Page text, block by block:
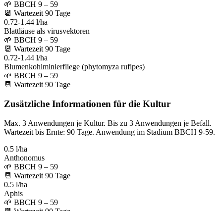
🌱 BBCH 9 – 59
📆 Wartezeit 90 Tage
0.72-1.44 l/ha
Blattläuse als virusvektoren
🌱 BBCH 9 – 59
📆 Wartezeit 90 Tage
0.72-1.44 l/ha
Blumenkohlminierfliege (phytomyza rufipes)
🌱 BBCH 9 – 59
📆 Wartezeit 90 Tage
Zusätzliche Informationen für die Kultur
Max. 3 Anwendungen je Kultur. Bis zu 3 Anwendungen je Befall.
Wartezeit bis Ernte: 90 Tage. Anwendung im Stadium BBCH 9-59.
0.5 l/ha
Anthonomus
🌱 BBCH 9 – 59
📆 Wartezeit 90 Tage
0.5 l/ha
Aphis
🌱 BBCH 9 – 59